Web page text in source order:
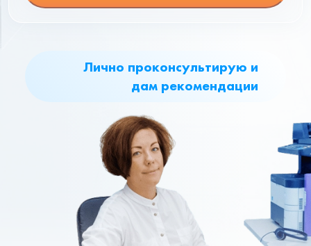
Лично проконсультирую и
дам рекомендации